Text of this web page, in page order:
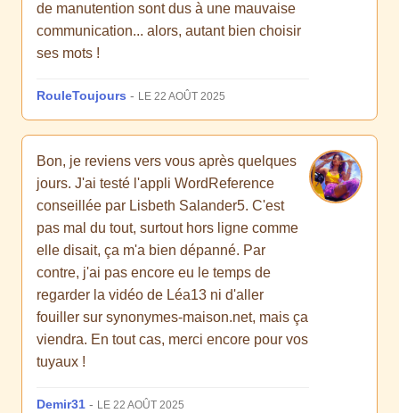
de manutention sont dus à une mauvaise
communication... alors, autant bien choisir
ses mots !
RouleToujours - LE 22 AOÛT 2025
Bon, je reviens vers vous après quelques
jours. J'ai testé l'appli WordReference
conseillée par Lisbeth Salander5. C'est
pas mal du tout, surtout hors ligne comme
elle disait, ça m'a bien dépanné. Par
contre, j'ai pas encore eu le temps de
regarder la vidéo de Léa13 ni d'aller
fouiller sur synonymes-maison.net, mais ça
viendra. En tout cas, merci encore pour vos
tuyaux !
Demir31 - LE 22 AOÛT 2025